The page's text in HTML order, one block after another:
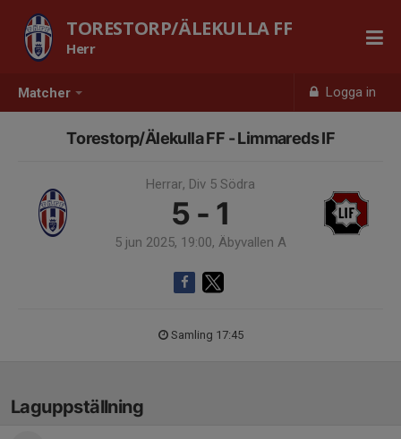
Matcher Logga in
TORESTORP/ÄLEKULLA FF
Herr
Torestorp/Älekulla FF - Limmareds IF
Herrar, Div 5 Södra
5 - 1
5 jun 2025, 19:00, Äbyvallen A
Samling 17:45
Laguppställning